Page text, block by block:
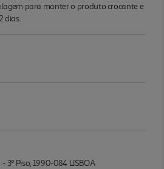
para manter o produto crocante e
dias.
3º Piso, 1990-084 LISBOA